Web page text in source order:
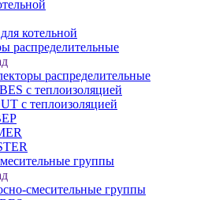
котельной
распределительные
распределительные
с теплоизоляцией
с теплоизоляцией
группы
смесительные группы